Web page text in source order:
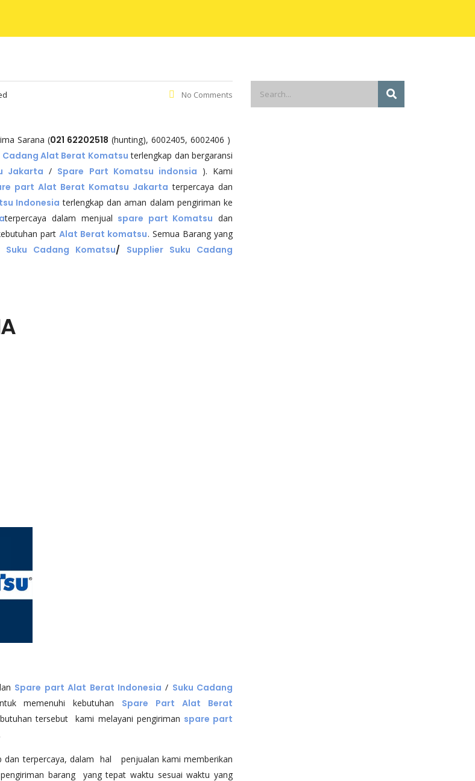
No Comments
Sarana (021 62202518 (hunting), 6002405, 6002406 )
Cadang Alat Berat Komatsu terlengkap dan bergaransi
Jakarta / Spare Part Komatsu indonsia ). Kami
part Alat Berat Komatsu Jakarta terpercaya dan
Indonesia terlengkap dan aman dalam pengiriman ke
terpercaya dalam menjual spare part Komatsu dan
partAlat Berat komatsu. Semua Barang yang
Suku Cadang Komatsu/ Supplier Suku Cadang
Spare part Alat Berat Indonesia / Suku Cadang
memenuhi kebutuhan Spare Part Alat Berat
tersebut kami melayani pengiriman spare part
dan terpercaya, dalam hal penjualan kami memberikan
barang yang tepat waktu sesuai waktu yang